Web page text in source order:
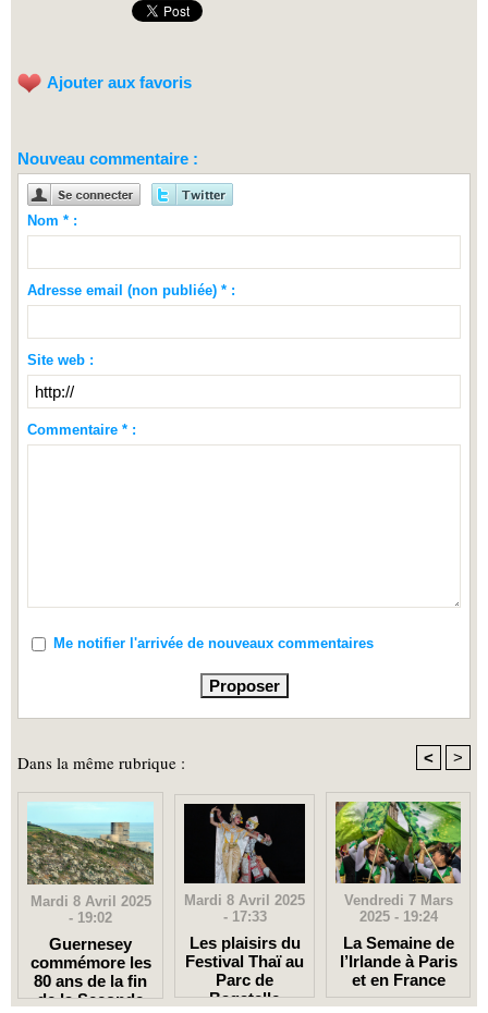
Ajouter aux favoris
Nouveau commentaire :
Nom * :
Adresse email (non publiée) * :
Site web :
Commentaire * :
Me notifier l'arrivée de nouveaux commentaires
Dans la même rubrique : < >
Mardi 8 Avril 2025
- 19:02
Guernesey
commémore les
80 ans de la fin
de la Seconde
Mardi 8 Avril 2025
- 17:33
Les plaisirs du
Festival Thaï au
Parc de
Bagatelle
Vendredi 7 Mars
2025 - 19:24
La Semaine de
l’Irlande à Paris
et en France